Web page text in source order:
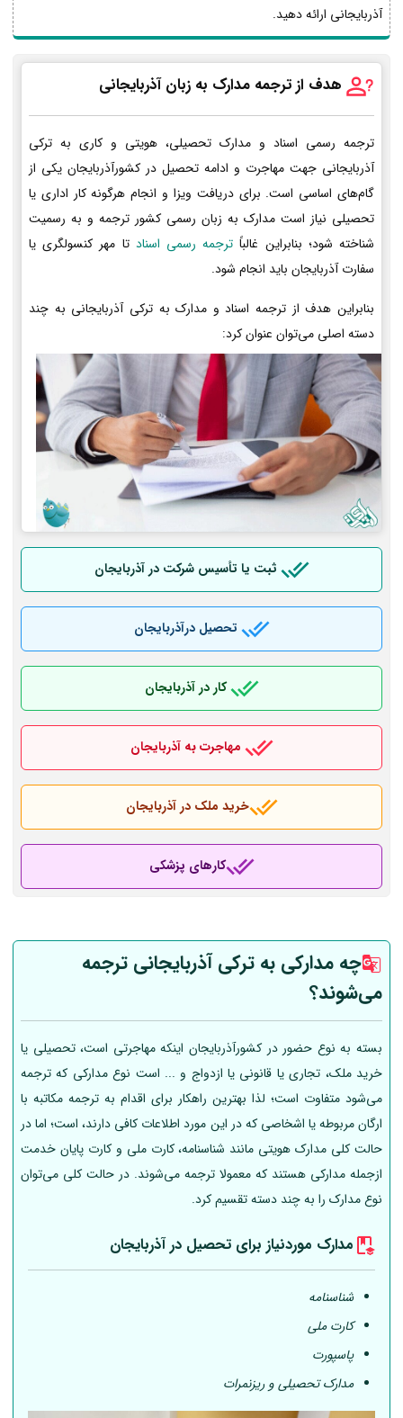
آذربایجانی ارائه دهید.
هدف از ترجمه مدارک به زبان آذربایجانی
ترجمه رسمی اسناد و مدارک تحصیلی، هویتی و کاری به ترکی
آذربایجانی جهت مهاجرت و ادامه تحصیل در کشورآذربایجان یکی از
گام‌های اساسی است. برای دریافت ویزا و انجام هرگونه کار اداری یا
تحصیلی نیاز است مدارک به زبان رسمی کشور ترجمه و به رسمیت
شناخته شود؛ بنابراین غالباً ترجمه رسمی اسناد تا مهر کنسولگری یا
سفارت آذربایجان باید انجام شود.
بنابراین هدف از ترجمه اسناد و مدارک به ترکی آذربایجانی به چند
دسته اصلی می‌توان عنوان کرد:
ثبت یا تأسیس شرکت در آذربایجان
تحصیل درآذربایجان
کار در آذربایجان
مهاجرت به آذربایجان
خرید ملک در آذربایجان
کارهای پزشکی
چه مدارکی به ترکی آذربایجانی ترجمه
می‌شوند؟
بسته به نوع حضور در کشورآذربایجان اینکه مهاجرتی است، تحصیلی یا
خرید ملک، تجاری یا قانونی یا ازدواج و ... است نوع مدارکی که ترجمه
می‌شود متفاوت است؛ لذا بهترین راهکار برای اقدام به ترجمه مکاتبه با
ارگان مربوطه یا اشخاصی که در این مورد اطلاعات کافی دارند، است؛ اما در
حالت کلی مدارک هویتی مانند شناسنامه، کارت ملی و کارت پایان خدمت
ازجمله مدارکی هستند که معمولا ترجمه می‌شوند. در حالت کلی می‌توان
نوع مدارک را به چند دسته تقسیم کرد.
مدارک موردنیاز برای تحصیل در آذربایجان
شناسنامه
کارت ملی
پاسپورت
مدارک تحصیلی و ریزنمرات